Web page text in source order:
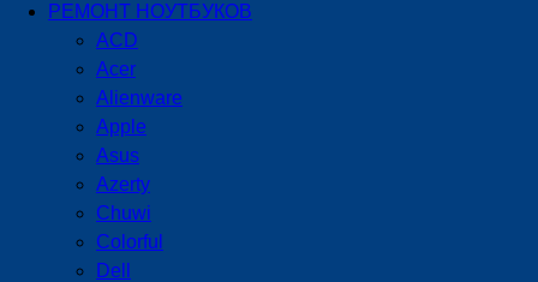
РЕМОНТ НОУТБУКОВ
ACD
Acer
Alienware
Apple
Asus
Azerty
Chuwi
Colorful
Dell